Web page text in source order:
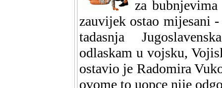
za
zauvijek ostao mijesani
tadasnja
odlaskam u vojsku,
ostavio je Radomira
ovome to uopce nije